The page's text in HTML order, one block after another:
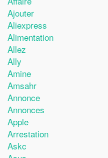
Ajouter
Aliexpress
Alimentation
Allez
Ally
Amine
Amsahr
Annonce
Annonces
Apple
Arrestation
Askc